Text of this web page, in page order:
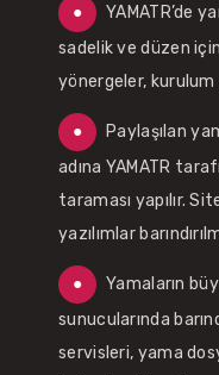
YAMATR’de
sadelik ve düzen
yönergeler,
Paylaşılan
adına YAMATR
taraması yapılır.
yazılımlar
Yamaların
sunucularında
servisleri, yama